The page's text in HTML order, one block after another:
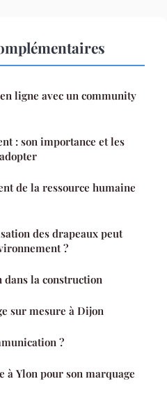
ligne avec un community
: son importance et les
de la ressource humaine
des drapeaux peut
?
dans la construction
sur mesure à Dijon
?
à Ylon pour son marquage